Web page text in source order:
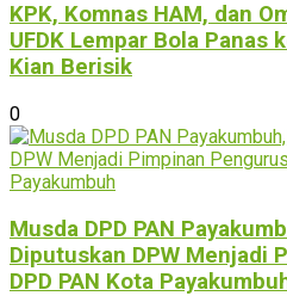
KPK, Komnas HAM, dan
UFDK Lempar Bola
Kian Berisik
0
Musda DPD PAN
Diputuskan DPW Menjadi
DPD PAN Kota